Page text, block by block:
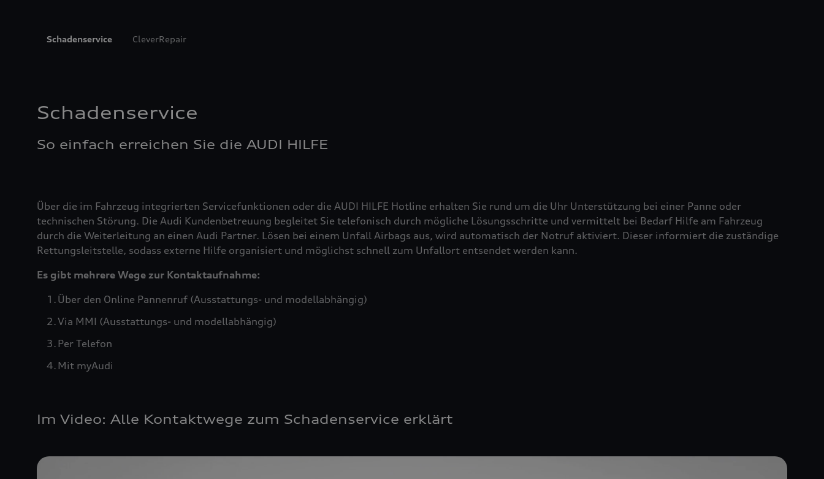
Schadenservice CleverRepair
Schadenservice
So einfach erreichen Sie die AUDI HILFE
Über die im Fahrzeug integrierten Servicefunktionen oder die AUDI HILFE Hotline erhalten Sie rund um die Uhr Unterstützung bei einer Panne oder
technischen Störung. Die Audi Kundenbetreuung begleitet Sie telefonisch durch mögliche Lösungsschritte und vermittelt bei Bedarf Hilfe am Fahrzeug
durch die Weiterleitung an einen Audi Partner. Lösen bei einem Unfall Airbags aus, wird automatisch der Notruf aktiviert. Dieser informiert die zuständige
Rettungsleitstelle, sodass externe Hilfe organisiert und möglichst schnell zum Unfallort entsendet werden kann.
Es gibt mehrere Wege zur Kontaktaufnahme:
Über den Online Pannenruf (Ausstattungs- und modellabhängig)
Via MMI (Ausstattungs- und modellabhängig)
Per Telefon
Mit myAudi
Im Video: Alle Kontaktwege zum Schadenservice erklärt